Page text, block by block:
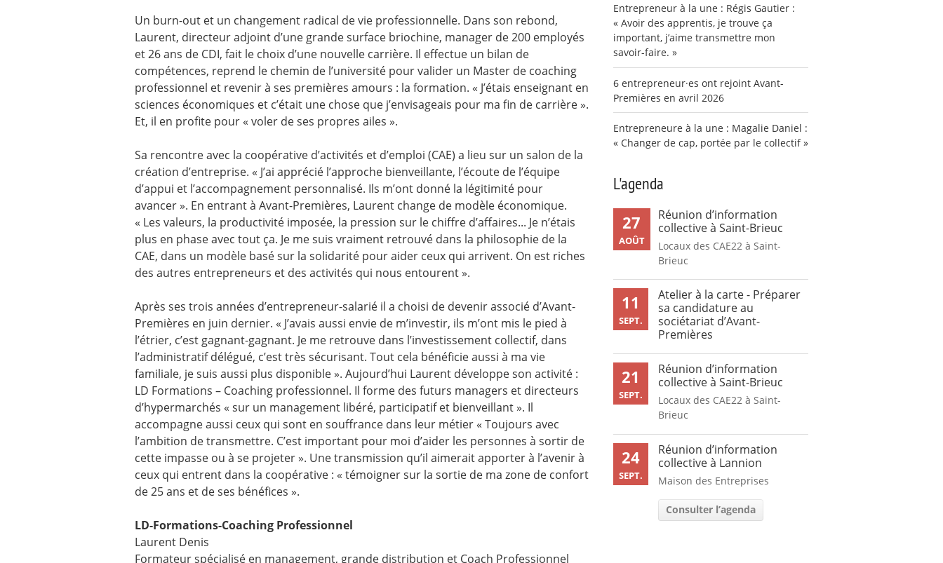
Un burn-out et un changement radical de vie professionnelle. Dans son rebond,
Laurent, directeur adjoint d’une grande surface briochine, manager de 200 employés
et 26 ans de CDI, fait le choix d’une nouvelle carrière. Il effectue un bilan de
compétences, reprend le chemin de l’université pour valider un Master de coaching
professionnel et revenir à ses premières amours : la formation. « J’étais enseignant en
sciences économiques et c’était une chose que j’envisageais pour ma fin de carrière ».
Et, il en profite pour « voler de ses propres ailes ».
Sa rencontre avec la coopérative d’activités et d’emploi (CAE) a lieu sur un salon de la
création d’entreprise. « J’ai apprécié l’approche bienveillante, l’écoute de l’équipe
d’appui et l’accompagnement personnalisé. Ils m’ont donné la légitimité pour
avancer ». En entrant à Avant-Premières, Laurent change de modèle économique.
« Les valeurs, la productivité imposée, la pression sur le chiffre d’affaires... Je n’étais
plus en phase avec tout ça. Je me suis vraiment retrouvé dans la philosophie de la
CAE, dans un modèle basé sur la solidarité pour aider ceux qui arrivent. On est riches
des autres entrepreneurs et des activités qui nous entourent ».
Après ses trois années d’entrepreneur-salarié il a choisi de devenir associé d’Avant-
Premières en juin dernier. « J’avais aussi envie de m’investir, ils m’ont mis le pied à
l’étrier, c’est gagnant-gagnant. Je me retrouve dans l’investissement collectif, dans
l’administratif délégué, c’est très sécurisant. Tout cela bénéficie aussi à ma vie
familiale, je suis aussi plus disponible ». Aujourd’hui Laurent développe son activité :
LD Formations – Coaching professionnel. Il forme des futurs managers et directeurs
d’hypermarchés « sur un management libéré, participatif et bienveillant ». Il
accompagne aussi ceux qui sont en souffrance dans leur métier « Toujours avec
l’ambition de transmettre. C’est important pour moi d’aider les personnes à sortir de
cette impasse ou à se projeter ». Une transmission qu’il aimerait apporter à l’avenir à
ceux qui entrent dans la coopérative : « témoigner sur la sortie de ma zone de confort
de 25 ans et de ses bénéfices ».
LD-Formations-Coaching Professionnel
Laurent Denis
Formateur spécialisé en management, grande distribution et Coach Professionnel
Entrepreneur à la une : Régis Gautier :
« Avoir des apprentis, je trouve ça
important, j’aime transmettre mon
savoir-faire. »
6 entrepreneur·es ont rejoint Avant-
Premières en avril 2026
Entrepreneure à la une : Magalie Daniel :
« Changer de cap, portée par le collectif »
L'agenda
27
AOÛT
Réunion d’information
collective à Saint-Brieuc
Locaux des CAE22 à Saint-
Brieuc
11
SEPT.
Atelier à la carte - Préparer
sa candidature au
sociétariat d’Avant-
Premières
21
SEPT.
Réunion d’information
collective à Saint-Brieuc
Locaux des CAE22 à Saint-
Brieuc
24
SEPT.
Réunion d’information
collective à Lannion
Maison des Entreprises
Consulter l’agenda